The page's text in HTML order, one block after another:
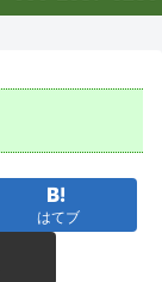
はてブ